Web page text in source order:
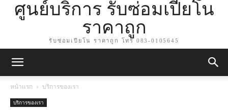
ศูนย์บริการ รับซ่อมเปียโน
ราคาถูก
รับซ่อมเปียโน ราคาถูก โทร 083-0105645
หน้าแรก บริการของเรา
บริการของเรา